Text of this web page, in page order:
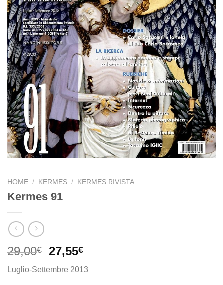
HOME / KERMES / KERMES RIVISTA
Kermes 91
29,00€
Il
originale
27,55€Il
attuale
Luglio-Settembre 2013